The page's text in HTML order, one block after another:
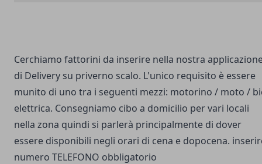
Cerchiamo fattorini da inserire nella nostra
di Delivery su priverno scalo. L'unico requisito è essere
munito di uno tra i seguenti mezzi: motorino / moto /
elettrica. Consegniamo cibo a domicilio per vari locali
nella zona quindi si parlerà principalmente di dover
essere disponibili negli orari di cena e dopocena.
numero TELEFONO obbligatorio